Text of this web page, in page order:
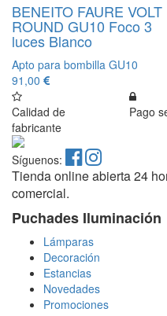
BENEITO FAURE VOLT
ROUND GU10 Foco 3
luces Blanco
Apto para bombilla GU10
91,00
Calidad de
fabricante
Pago
Síguenos:
Tienda online abierta 24
comercial.
Puchades Iluminación
Lámparas
Decoración
Estancias
Novedades
Promociones